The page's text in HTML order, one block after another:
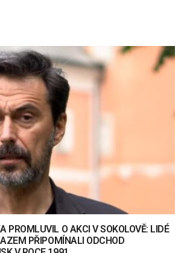
PROMLUVIL O AKCI V SOKOLOVĚ: LIDÉ
PŘIPOMÍNALI ODCHOD